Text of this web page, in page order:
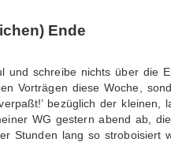
Ende
und schreibe nichts über die
Vorträgen diese Woche,
bezüglich der kleinen,
WG gestern abend ab,
Stunden lang so stroboisiert